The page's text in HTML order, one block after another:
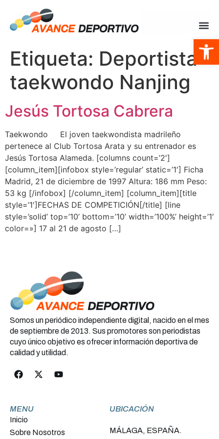
Abrir
Etiqueta: Deportista
taekwondo Nanjing
Jesús Tortosa Cabrera
Taekwondo El joven taekwondista madrileño
pertenece al Club Tortosa Arata y su entrenador es
Jesús Tortosa Alameda. [columns count=’2′]
[column_item][infobox style=’regular’ static=’1′] Ficha
Madrid, 21 de diciembre de 1997 Altura: 186 mm Peso:
53 kg [/infobox] [/column_item] [column_item][title
style=’1′]FECHAS DE COMPETICIÓN[/title] [line
style=’solid’ top=’10’ bottom=’10’ width=’100%’ height=’1′
color=»] 17 al 21 de agosto […]
Somos un periódico independiente digital, nacido en el mes
de septiembre de 2013. Sus promotores son periodistas
cuyo único objetivo es ofrecer información deportiva de
calidad y utilidad.
MENU
Inicio
Sobre Nosotros
UBICACIÓN
MÁLAGA, ESPAÑA.